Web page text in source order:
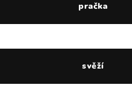
pračka
svěží